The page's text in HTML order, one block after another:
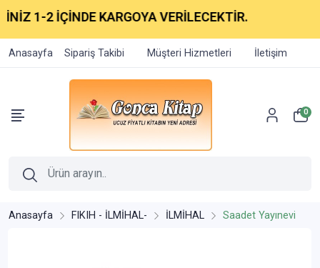
1-2 İÇİNDE KARGOYA VERİLECEKTİR.
Anasayfa Sipariş Takibi Müşteri Hizmetleri İletişim
0
Anasayfa FIKIH - İLMİHAL- İLMİHAL Saadet Yayınevi